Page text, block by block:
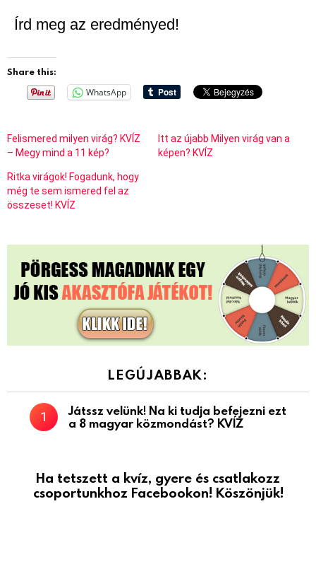
Írd meg az eredményed!
Share this:
WhatsApp
Felismered milyen virág? KVÍZ
– Megy mind a 11 kép?
Itt az újabb Milyen virág van a
képen? KVÍZ
Ritka virágok! Fogadunk, hogy
még te sem ismered fel az
összeset! KVÍZ
LEGÚJABBAK:
Játssz velünk! Na ki tudja befejezni ezt
a 8 magyar közmondást? KVÍZ
Ha tetszett a kvíz, gyere és csatlakozz
csoportunkhoz Facebookon! Köszönjük!